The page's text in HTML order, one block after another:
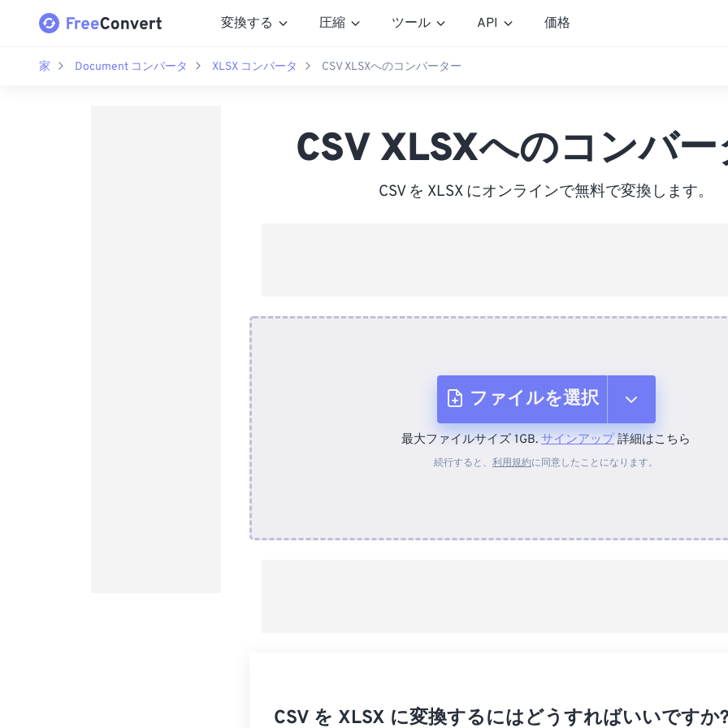
変換する 圧縮 ツール API 価格
家 Document コンバータ XLSX コンバータ CSV XLSXへのコンバーター
CSV XLSXへのコンバ
CSV を XLSX にオンラインで無料で変換します。
ファイルを選択
デバイスから
最大ファイルサイズ 1GB. サインアップ詳細はこちら
続行すると、 利用規約に同意したことになります。
CSV を XLSX に変換するにはどうすればいいですか